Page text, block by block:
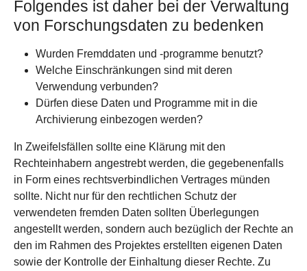
Folgendes ist daher bei der Verwaltung
von Forschungsdaten zu bedenken
Wurden Fremddaten und -programme benutzt?
Welche Einschränkungen sind mit deren
Verwendung verbunden?
Dürfen diese Daten und Programme mit in die
Archivierung einbezogen werden?
In Zweifelsfällen sollte eine Klärung mit den
Rechteinhabern angestrebt werden, die gegebenenfalls
in Form eines rechtsverbindlichen Vertrages münden
sollte. Nicht nur für den rechtlichen Schutz der
verwendeten fremden Daten sollten Überlegungen
angestellt werden, sondern auch bezüglich der Rechte an
den im Rahmen des Projektes erstellten eigenen Daten
sowie der Kontrolle der Einhaltung dieser Rechte. Zu